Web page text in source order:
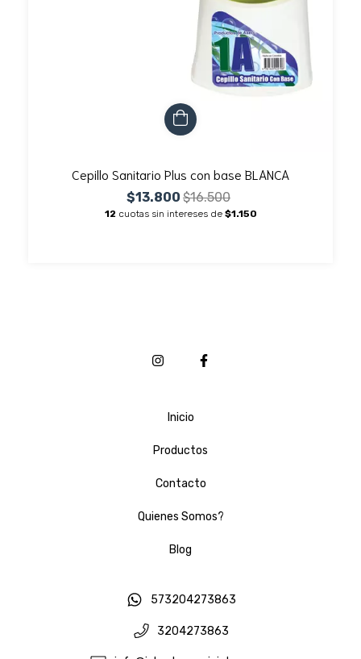
Cepillo Sanitario Plus con base BLANCA
$13.800 $16.500
12 cuotas sin intereses de $1.150
Inicio
Productos
Contacto
Quienes Somos?
Blog
573204273863
3204273863